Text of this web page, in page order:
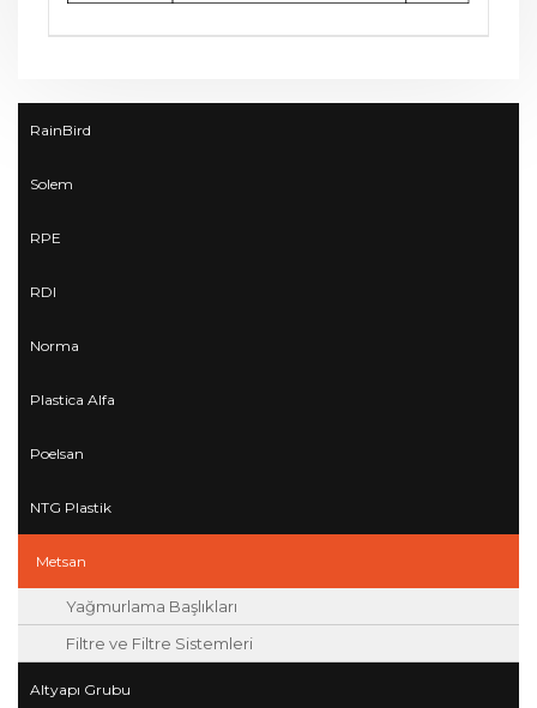
RainBird
Solem
RPE
RDI
Norma
Plastica Alfa
Poelsan
NTG Plastik
Metsan
Yağmurlama Başlıkları
Filtre ve Filtre Sistemleri
Altyapı Grubu